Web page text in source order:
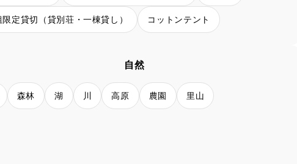
限定貸切（貸別荘・一棟貸し） コットンテント
自然
森林 湖 川 高原 農園 里山